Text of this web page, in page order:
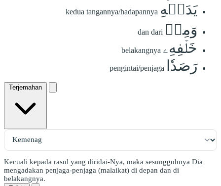
يَدَيۡهِ kedua tangannya/hadapannya
وَمِنۡ dan dari
خَلۡفِهِۦ belakangnya
رَصَدٗا pengintai/penjaga
Terjemahan
Kecuali kepada rasul yang diridai-Nya, maka sesungguhnya Dia
mengadakan penjaga-penjaga (malaikat) di depan dan di
belakangnya.